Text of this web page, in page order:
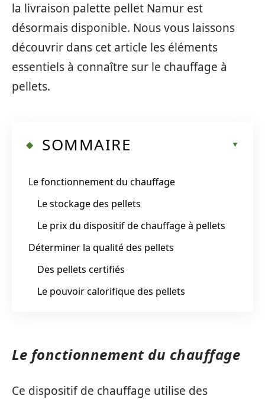
la livraison palette pellet Namur est
désormais disponible. Nous vous laissons
découvrir dans cet article les éléments
essentiels à connaître sur le chauffage à
pellets.
SOMMAIRE
Le fonctionnement du chauffage
Le stockage des pellets
Le prix du dispositif de chauffage à pellets
Déterminer la qualité des pellets
Des pellets certifiés
Le pouvoir calorifique des pellets
Le fonctionnement du chauffage
Ce dispositif de chauffage utilise des